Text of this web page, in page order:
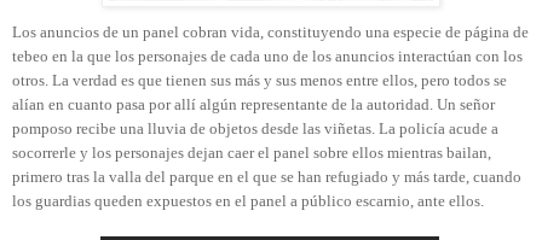
Los anuncios de un panel cobran vida, constituyendo una especie de página de
tebeo en la que los personajes de cada uno de los anuncios interactúan con los
otros. La verdad es que tienen sus más y sus menos entre ellos, pero todos se
alían en cuanto pasa por allí algún representante de la autoridad. Un señor
pomposo recibe una lluvia de objetos desde las viñetas. La policía acude a
socorrerle y los personajes dejan caer el panel sobre ellos mientras bailan,
primero tras la valla del parque en el que se han refugiado y más tarde, cuando
los guardias queden expuestos en el panel a público escarnio, ante ellos.